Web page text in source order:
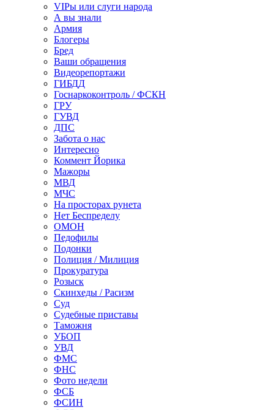
VIPы или слуги народа
А вы знали
Армия
Блогеры
Бред
Ваши обращения
Видеорепортажи
ГИБДД
Госнаркоконтроль / ФСКН
ГРУ
ГУВД
ДПС
Забота о нас
Интересно
Коммент Йорика
Мажоры
МВД
МЧС
На просторах рунета
Нет Беспределу
ОМОН
Педофилы
Подонки
Полиция / Милиция
Прокуратура
Розыск
Скинхеды / Расизм
Суд
Судебные приставы
Таможня
УБОП
УВД
ФМС
ФНС
Фото недели
ФСБ
ФСИН